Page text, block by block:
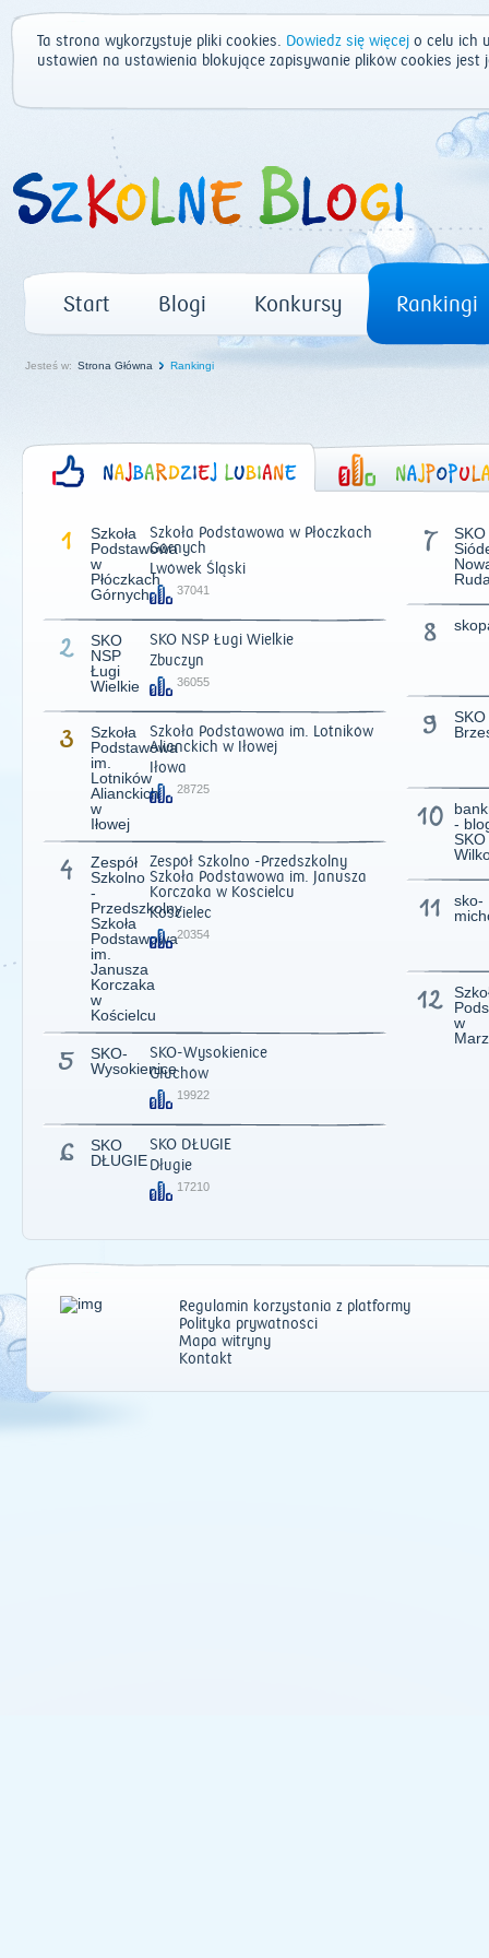
Ta strona wykorzystuje pliki cookies. Dowiedz się więcej o celu ich
ustawień na ustawienia blokujące zapisywanie plików cookies
Start Blogi Konkursy Rankingi
Jesteś w: Strona Główna Rankingi
1
Szkoła
Podstawowa
w
Płóczkach
Górnych
Szkoła Podstawowa w Płóczkach
Górnych
Lwówek Śląski
37041
2
SKO
NSP
Ługi
Wielkie
SKO NSP Ługi Wielkie
Zbuczyn
36055
3
Szkoła
Podstawowa
im.
Lotników
Alianckich
w
Iłowej
Szkoła Podstawowa im. Lotników
Alianckich w Iłowej
Iłowa
28725
4
Zespół
Szkolno
-
Przedszkolny
Szkoła
Podstawowa
im.
Janusza
Korczaka
w
Kościelcu
Zespół Szkolno -Przedszkolny
Szkoła Podstawowa im. Janusza
Korczaka w Kościelcu
Kościelec
20354
5
SKO-
Wysokienice
SKO-Wysokienice
Głuchów
19922
6
SKO
DŁUGIE
SKO DŁUGIE
Długie
17210
7
SKO
8
9
SKO
10
-
SKO
11
sko-
12
w
2012|
Regulamin korzystania z platformy
Polityka prywatności
Mapa witryny
Kontakt